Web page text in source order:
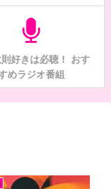
好きは必聴！ おす
めラジオ番組